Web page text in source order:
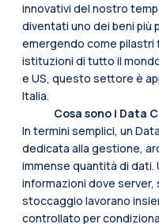
innovativi del nostro
diventati uno dei beni più
emergendo come pilastri
istituzioni di tutto il
e US, questo settore è
Italia.
Cosa sono i Data
In termini semplici, un
dedicata alla gestione,
immense quantità di dati.
informazioni dove
stoccaggio lavorano
controllato per